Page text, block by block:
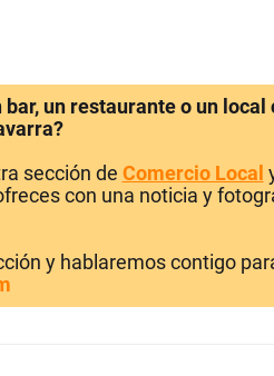
bar, un restaurante o un
sección de Comercio Local
con una noticia y
y hablaremos contigo